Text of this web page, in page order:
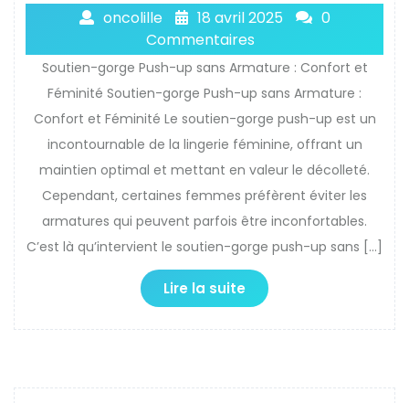
oncolille 18 avril 2025
0
Commentaires
Soutien-gorge Push-up sans Armature : Confort et
Féminité Soutien-gorge Push-up sans Armature :
Confort et Féminité Le soutien-gorge push-up est un
incontournable de la lingerie féminine, offrant un
maintien optimal et mettant en valeur le décolleté.
Cependant, certaines femmes préfèrent éviter les
armatures qui peuvent parfois être inconfortables.
C’est là qu’intervient le soutien-gorge push-up sans […]
Lire la suite